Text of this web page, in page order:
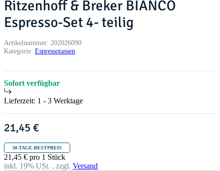
Ritzenhoff & Breker BIANCO
Espresso-Set 4- teilig
Artikelnummer: 202026090
Kategorie: Espressotassen
Sofort verfügbar
Lieferzeit: 1 - 3 Werktage
21,45 €
30-TAGE-BESTPREIS
21,45 € pro 1 Stück
inkl. 19% USt. , zzgl. Versand